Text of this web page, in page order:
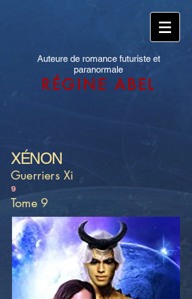
Auteure de romance futuriste et
paranormale
RÉGINE ABEL
XÉNON
Guerriers Xi
9
Tome 9